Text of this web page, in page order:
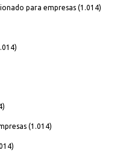
para empresas (1.014)
(1.014)